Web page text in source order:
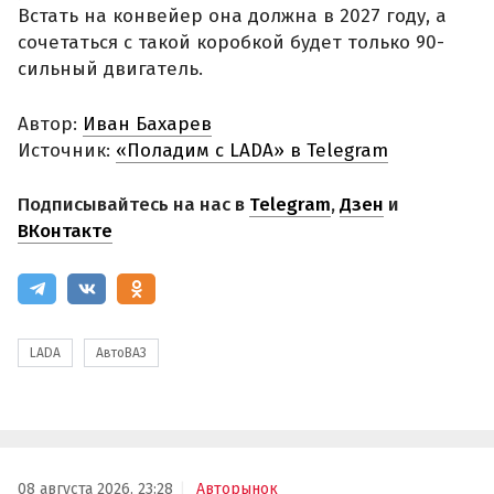
Встать на конвейер она должна в 2027 году, а
сочетаться с такой коробкой будет только 90-
сильный двигатель.
Автор: Иван Бахарев
Источник: «Поладим с LADA» в Telegram
Подписывайтесь на нас в Telegram,Дзен и
ВКонтакте
LADA АвтоВАЗ
08 августа 2026, 23:28 Авторынок